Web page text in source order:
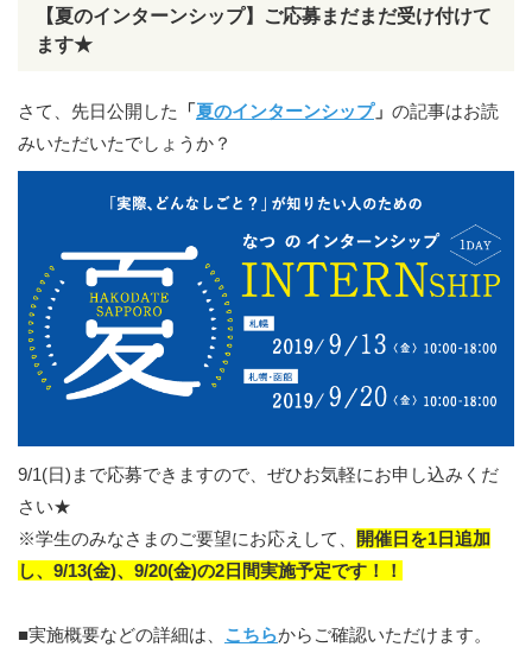
【夏のインターンシップ】ご応募まだまだ受け付けて
ます★
さて、先日公開した 「夏のインターンシップ」 の記事はお読
みいただいたでしょうか？
9/1(日)まで応募できますので、ぜひお気軽にお申し込みくだ
さい★
※学生のみなさまのご要望にお応えして、
開催日を1日追加
し、9/13(金)、9/20(金)の2日間実施予定です！！
■実施概要などの詳細は、 こちらからご確認いただけます。